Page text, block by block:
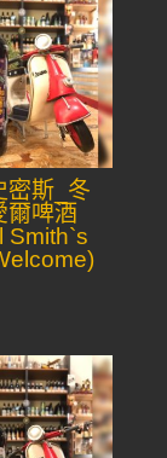
密斯_冬
爾啤酒
Smith`s